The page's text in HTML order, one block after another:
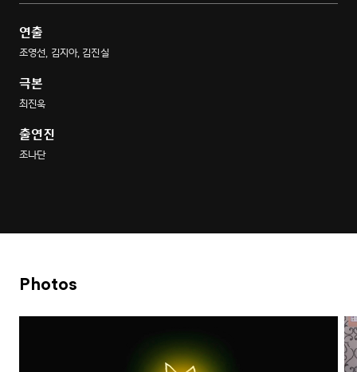
연출
조영선, 김지아, 김진실
극본
최진욱
출연진
조나단
Photos